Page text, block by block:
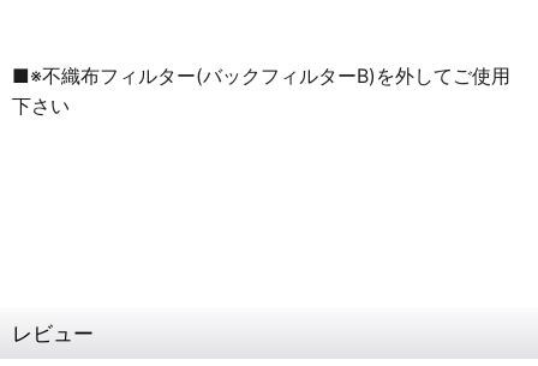
■※不織布フィルター(バックフィルターB)を外してご使用
下さい
レビュー